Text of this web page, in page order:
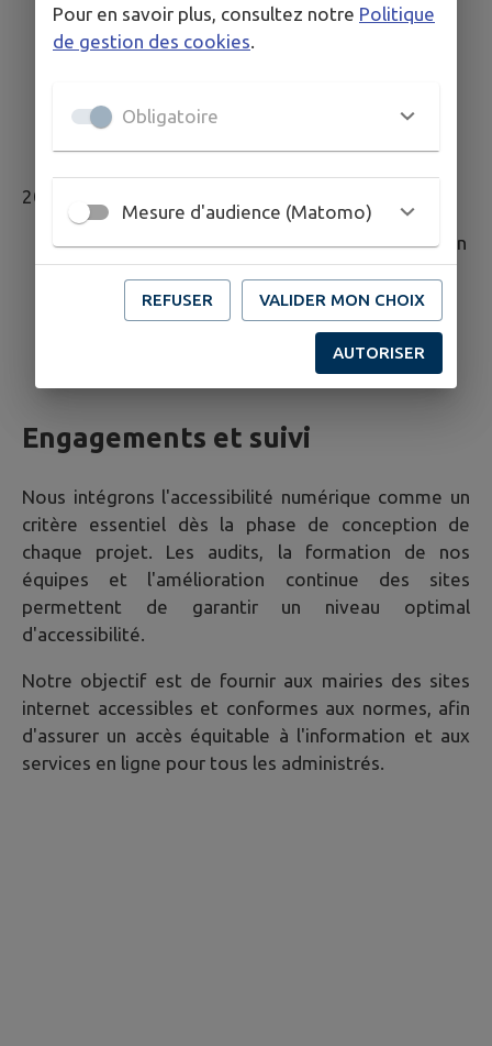
Veille réglementaire :Mise en place d'une
veille continue pour suivre l'évolution des
mise à jour rapide des sites en cas de
modification des exigences légales.
2027
Réalisation d'un nouvel audit d'accessibilité afin
d'évaluer les éventuelles évolutions et de
corriger les points d'amélioration nécessaires.
Intégration des retours d'expérience des
utilisateurs pour améliorer l'ergonomie et
Engagements et suivi
Nous intégrons l'accessibilité numérique comme un
critère essentiel dès la phase de conception de
chaque projet. Les audits, la formation de nos
équipes et l'amélioration continue des sites
permettent de garantir un niveau optimal
d'accessibilité.
Notre objectif est de fournir aux mairies des sites
internet accessibles et conformes aux normes, afin
d'assurer un accès équitable à l'information et aux
services en ligne pour tous les administrés.
Pour en savoir plus, consultez notre Politique
de gestion des cookies
Obligatoire
Mesure d'audience (Matomo)
REFUSER VALIDER MON CHOIX
AUTORISER